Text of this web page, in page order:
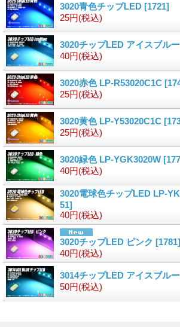
3020青色チップLED [1721]
25円(税込)
3020チップLED アイスブルー
40円(税込)
3020赤色 LP-R53020C1C
25円(税込)
3020黄色 LP-Y53020C1C
25円(税込)
3020緑色 LP-YGK3020W
40円(税込)
3020電球色チップLED LP-
51]
40円(税込)
3020チップLED ピンク [1781]
40円(税込)
3014チップLED アイスブルー
50円(税込)